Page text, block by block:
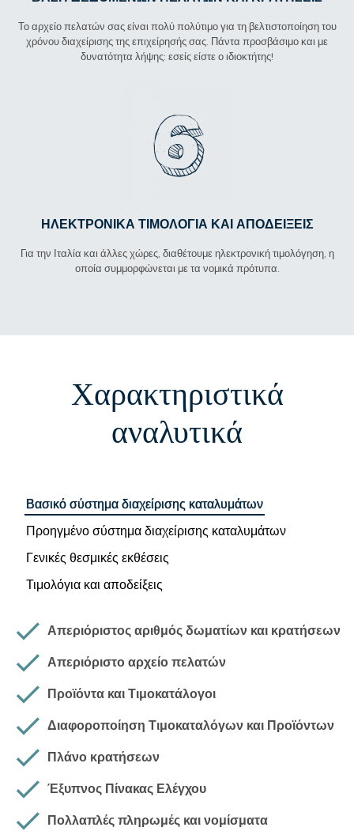
Το αρχείο πελατών σας είναι πολύ πολύτιμο για τη βελτιστοποίηση του
χρόνου διαχείρισης της επιχείρησής σας. Πάντα προσβάσιμο και με
δυνατότητα λήψης: εσείς είστε ο ιδιοκτήτης!
ΗΛΕΚΤΡΟΝΙΚΆ ΤΙΜΟΛΌΓΙΑ ΚΑΙ ΑΠΟΔΕΊΞΕΙΣ
Για την Ιταλία και άλλες χώρες, διαθέτουμε ηλεκτρονική τιμολόγηση, η
οποία συμμορφώνεται με τα νομικά πρότυπα.
Χαρακτηριστικά
αναλυτικά
Βασικό σύστημα διαχείρισης καταλυμάτων
Προηγμένο σύστημα διαχείρισης καταλυμάτων
Γενικές θεσμικές εκθέσεις
Τιμολόγια και αποδείξεις
Απεριόριστος αριθμός δωματίων και κρατήσεων
Απεριόριστο αρχείο πελατών
Προϊόντα και Τιμοκατάλογοι
Διαφοροποίηση Τιμοκαταλόγων και Προϊόντων
Πλάνο κρατήσεων
Έξυπνος Πίνακας Ελέγχου
Πολλαπλές πληρωμές και νομίσματα